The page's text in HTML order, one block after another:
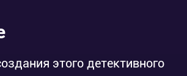
этого детективного